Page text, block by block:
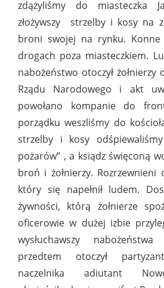
zdążyliśmy do miasteczka
złożywszy strzelby i kosy na
broni swojej na rynku. Konne
drogach poza miasteczkiem.
nabożeństwo otoczył
Rządu Narodowego i akt
powołano kompanie do
porządku weszliśmy do
strzelby i kosy
pożarów” , a ksiądz święconą
broń i żołnierzy. Rozrzewnieni
który się napełnił ludem.
żywności, którą żołnierze
oficerowie w dużej izbie
wysłuchawszy
przedtem otoczył
naczelnika adiutant